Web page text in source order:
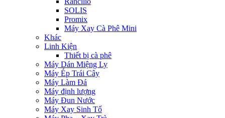
SOLIS
Promix
Máy Xay Cà Phê Mini
Khác
Linh Kiện
Thiết bị cà phê
Máy Dán Miệng Ly
Máy Ép Trái Cây
Máy Làm Đá
Máy định lượng
Máy Đun Nước
Máy Xay Sinh Tố